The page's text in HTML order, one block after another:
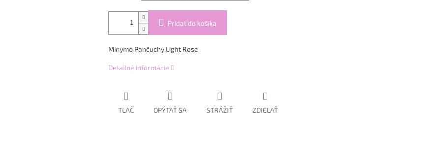
Pridať do košíka
Minymo Pančuchy Light Rose
Detailné informácie
TLAČ OPÝTAŤ SA STRÁŽIŤ ZDIEĽAŤ